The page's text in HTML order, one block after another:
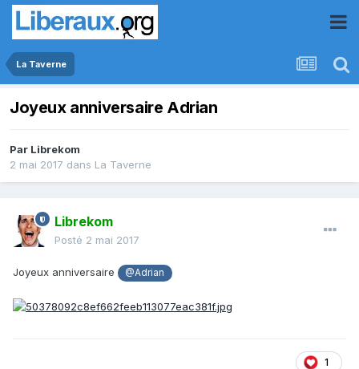
La Taverne
Joyeux anniversaire Adrian
Par Librekom
2 mai 2017 dans La Taverne
Librekom
Posté 2 mai 2017
Joyeux anniversaire @Adrian
1